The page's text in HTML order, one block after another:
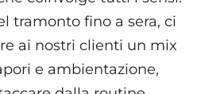
tramonto fino a sera, ci
ai nostri clienti un mix
e ambientazione,